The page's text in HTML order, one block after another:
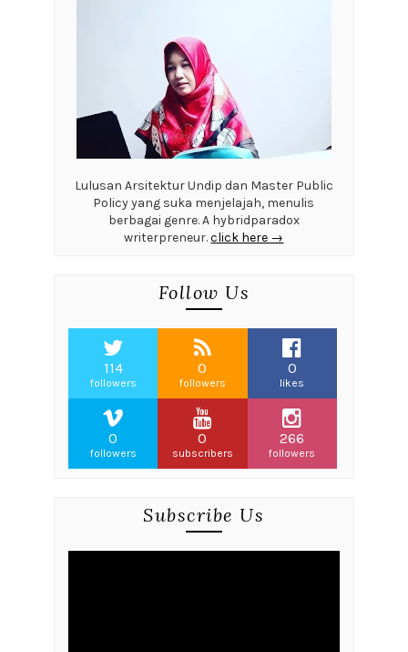
Lulusan Arsitektur Undip dan Master Public
Policy yang suka menjelajah, menulis
berbagai genre. A hybridparadox
writerpreneur.click here →
Follow Us
114
followers
0
followers
0
likes
0
followers
0
subscribers
266
followers
Subscribe Us